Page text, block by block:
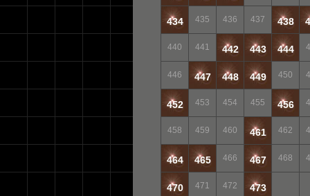
434 435 436 437 438
440 441 442 443 444
446 447 448 449 450
452 453 454 455 456
458 459 460 461 462
464 465 466 467 468
470 471 472 473